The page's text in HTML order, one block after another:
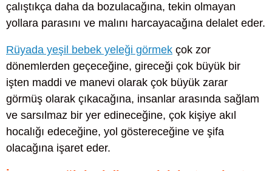
çalıştıkça daha da bozulacağına, tekin olmayan
yollara parasını ve malını harcayacağına delalet eder.
Rüyada yeşil bebek yeleği görmek çok zor
dönemlerden geçeceğine, gireceği çok büyük bir
işten maddi ve manevi olarak çok büyük zarar
görmüş olarak çıkacağına, insanlar arasında sağlam
ve sarsılmaz bir yer edineceğine, çok kişiye akıl
hocalığı edeceğine, yol göstereceğine ve şifa
olacağına işaret eder.